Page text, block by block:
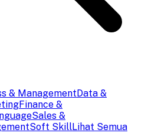
& ManagementData &
Finance &
Sales &
Soft SkillLihat Semua